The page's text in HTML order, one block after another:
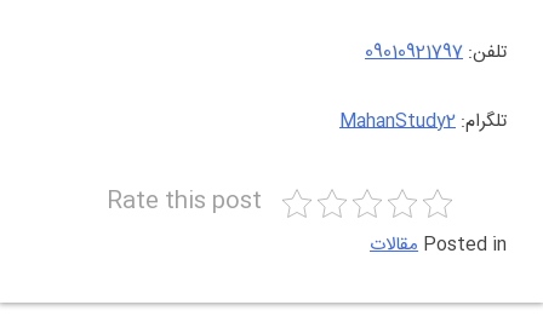
تلفن: 09010921797
تلگرام: MahanStudy2
Rate this post
Posted in مقالات